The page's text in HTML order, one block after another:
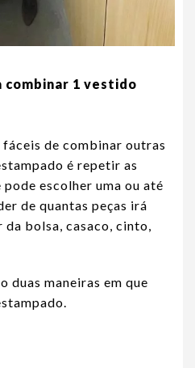
1 vestido
fáceis de combinar outras
é repetir as
escolher uma ou até
de quantas peças irá
bolsa, casaco, cinto,
duas maneiras em que